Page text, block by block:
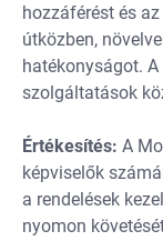
hozzáférést és
útközben,
hatékonyságot.
szolgáltatások
Értékesítés: A
képviselők
a rendelések
nyomon